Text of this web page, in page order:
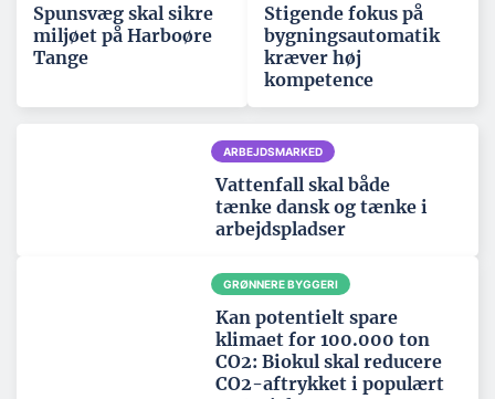
Spunsvæg skal sikre
miljøet på Harboøre
Tange
Stigende fokus på
bygningsautomatik
kræver høj
kompetence
ARBEJDSMARKED
Vattenfall skal både
tænke dansk og tænke i
arbejdspladser
GRØNNERE BYGGERI
Kan potentielt spare
klimaet for 100.000 ton
CO2: Biokul skal reducere
CO2-aftrykket i populært